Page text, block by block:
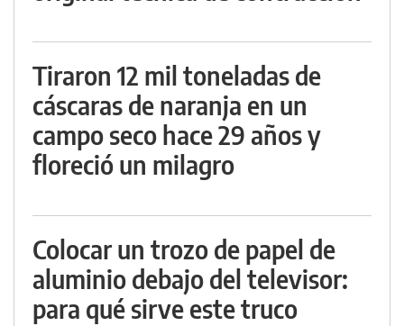
Tiraron 12 mil toneladas de
cáscaras de naranja en un
campo seco hace 29 años y
floreció un milagro
Colocar un trozo de papel de
aluminio debajo del televisor:
para qué sirve este truco